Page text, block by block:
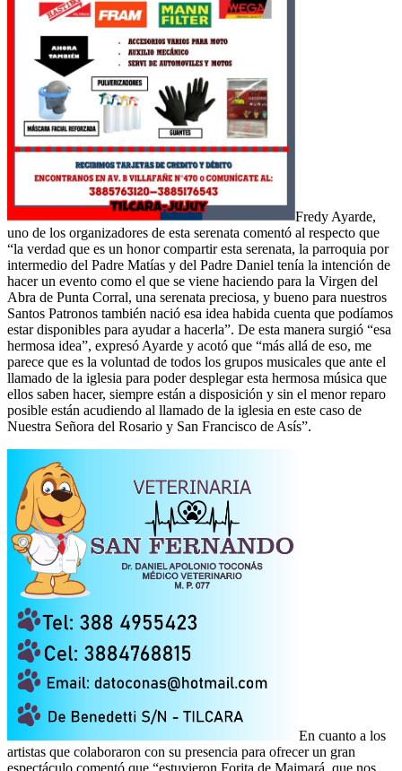
Fredy Ayarde,
uno de los organizadores de esta serenata comentó al respecto que
“la verdad que es un honor compartir esta serenata, la parroquia por
intermedio del Padre Matías y del Padre Daniel tenía la intención de
hacer un evento como el que se viene haciendo para la Virgen del
Abra de Punta Corral, una serenata preciosa, y bueno para nuestros
Santos Patronos también nació esa idea habida cuenta que podíamos
estar disponibles para ayudar a hacerla”. De esta manera surgió “esa
hermosa idea”, expresó Ayarde y acotó que “más allá de eso, me
parece que es la voluntad de todos los grupos musicales que ante el
llamado de la iglesia para poder desplegar esta hermosa música que
ellos saben hacer, siempre están a disposición y sin el menor reparo
posible están acudiendo al llamado de la iglesia en este caso de
Nuestra Señora del Rosario y San Francisco de Asís”.
En cuanto a los
artistas que colaboraron con su presencia para ofrecer un gran
espectáculo comentó que “estuvieron Forita de Maimará, que nos